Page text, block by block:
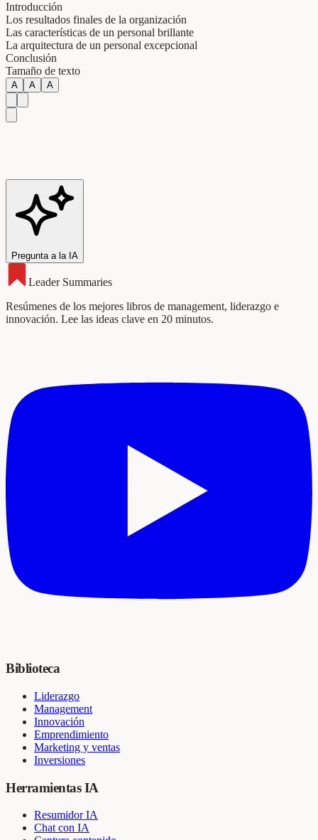
Introducción
Los resultados finales de la organización
Las características de un personal brillante
La arquitectura de un personal excepcional
Conclusión
Tamaño de texto
A A A
Pregunta a la IA
Leader Summaries
Resúmenes de los mejores libros de management, liderazgo e
innovación. Lee las ideas clave en 20 minutos.
Biblioteca
Liderazgo
Management
Innovación
Emprendimiento
Marketing y ventas
Inversiones
Herramientas IA
Resumidor IA
Chat con IA